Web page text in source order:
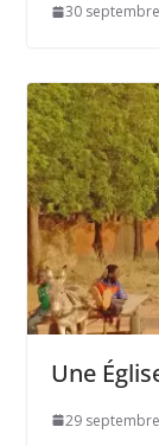
30
Une
29